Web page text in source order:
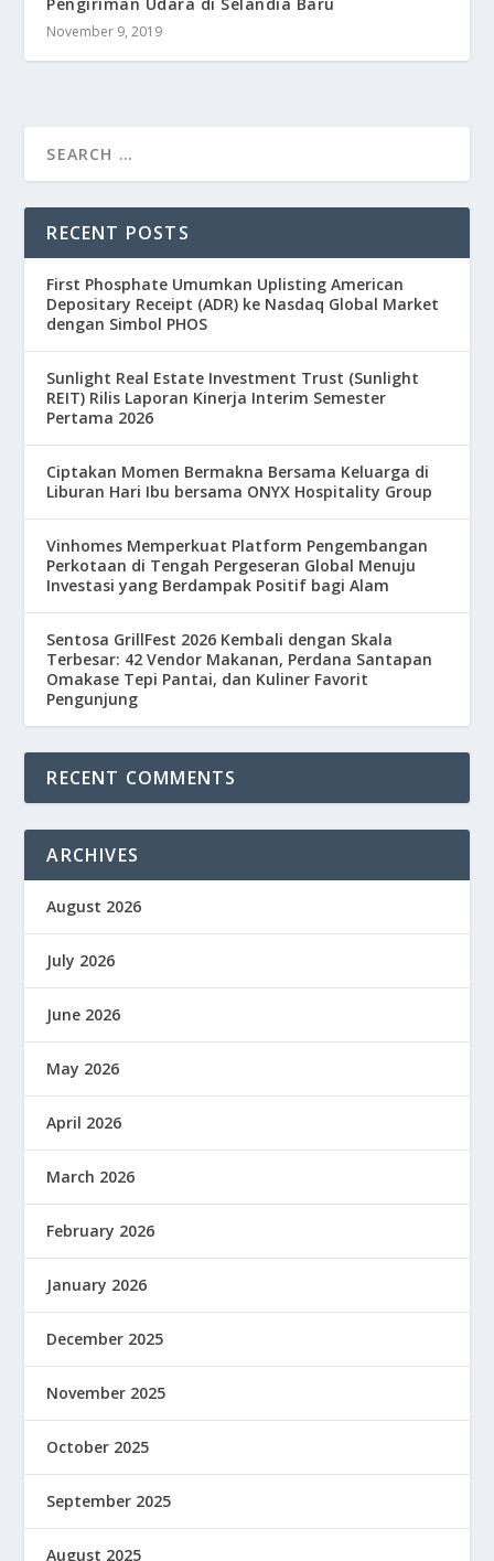
November 9, 2019
RECENT POSTS
First Phosphate Umumkan Uplisting American
Depositary Receipt (ADR) ke Nasdaq Global Market
dengan Simbol PHOS
Sunlight Real Estate Investment Trust (Sunlight
REIT) Rilis Laporan Kinerja Interim Semester
Pertama 2026
Ciptakan Momen Bermakna Bersama Keluarga di
Liburan Hari Ibu bersama ONYX Hospitality Group
Vinhomes Memperkuat Platform Pengembangan
Perkotaan di Tengah Pergeseran Global Menuju
Investasi yang Berdampak Positif bagi Alam
Sentosa GrillFest 2026 Kembali dengan Skala
Terbesar: 42 Vendor Makanan, Perdana Santapan
Omakase Tepi Pantai, dan Kuliner Favorit
Pengunjung
RECENT COMMENTS
ARCHIVES
August 2026
July 2026
June 2026
May 2026
April 2026
March 2026
February 2026
January 2026
December 2025
November 2025
October 2025
September 2025
August 2025